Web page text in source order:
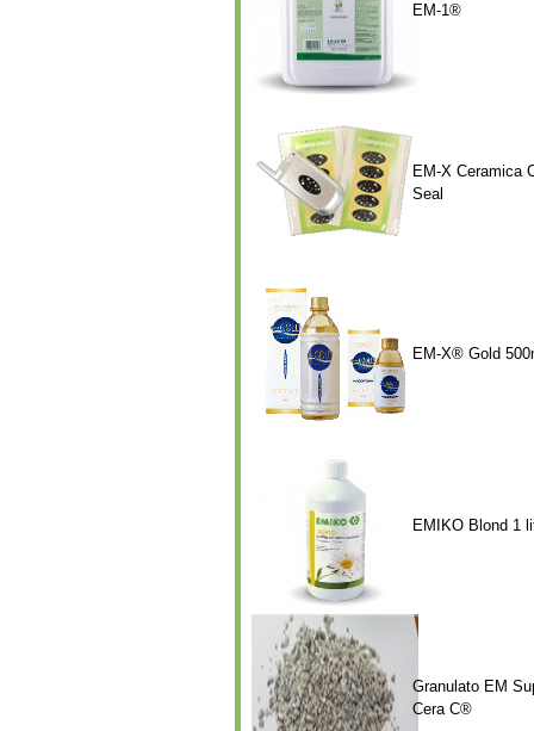
EM-1®
EM-X Ceramica
Seal
EM-X® Gold
EMIKO Blond 1
Granulato EM
Cera C®